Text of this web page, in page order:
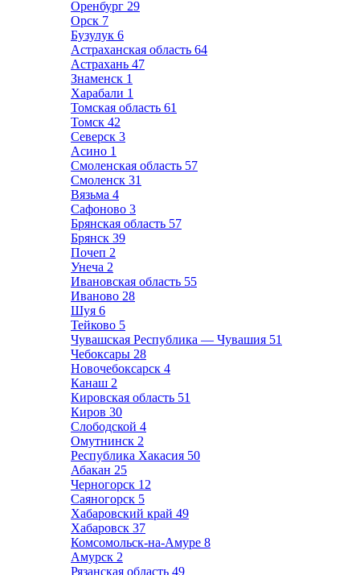
Оренбург 29
Орск 7
Бузулук 6
Астраханская область 64
Астрахань 47
Знаменск 1
Харабали 1
Томская область 61
Томск 42
Северск 3
Асино 1
Смоленская область 57
Смоленск 31
Вязьма 4
Сафоново 3
Брянская область 57
Брянск 39
Почеп 2
Унеча 2
Ивановская область 55
Иваново 28
Шуя 6
Тейково 5
Чувашская Республика — Чувашия 51
Чебоксары 28
Новочебоксарск 4
Канаш 2
Кировская область 51
Киров 30
Слободской 4
Омутнинск 2
Республика Хакасия 50
Абакан 25
Черногорск 12
Саяногорск 5
Хабаровский край 49
Хабаровск 37
Комсомольск-на-Амуре 8
Амурск 2
Рязанская область 49